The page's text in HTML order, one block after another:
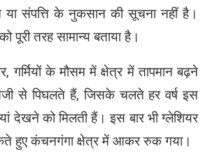
या संपत्ति के नुकसान की सूचना नहीं है।
पूरी तरह सामान्य बताया है।
गर्मियों के मौसम में क्षेत्र में तापमान बढ़ने
से पिघलते हैं, जिसके चलते हर वर्ष इस
देखने को मिलती हैं। इस बार भी ग्लेशियर
हुए कंचनगंगा क्षेत्र में आकर रुक गया।